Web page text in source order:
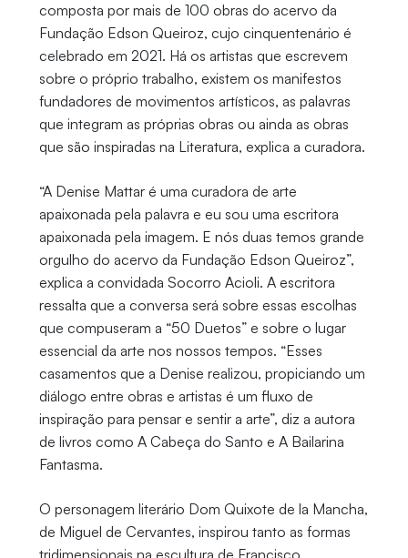
composta por mais de 100 obras do acervo da
Fundação Edson Queiroz, cujo cinquentenário é
celebrado em 2021. Há os artistas que escrevem
sobre o próprio trabalho, existem os manifestos
fundadores de movimentos artísticos, as palavras
que integram as próprias obras ou ainda as obras
que são inspiradas na Literatura, explica a curadora.
“A Denise Mattar é uma curadora de arte
apaixonada pela palavra e eu sou uma escritora
apaixonada pela imagem. E nós duas temos grande
orgulho do acervo da Fundação Edson Queiroz”,
explica a convidada Socorro Acioli. A escritora
ressalta que a conversa será sobre essas escolhas
que compuseram a “50 Duetos” e sobre o lugar
essencial da arte nos nossos tempos. “Esses
casamentos que a Denise realizou, propiciando um
diálogo entre obras e artistas é um fluxo de
inspiração para pensar e sentir a arte”, diz a autora
de livros como A Cabeça do Santo e A Bailarina
Fantasma.
O personagem literário Dom Quixote de la Mancha,
de Miguel de Cervantes, inspirou tanto as formas